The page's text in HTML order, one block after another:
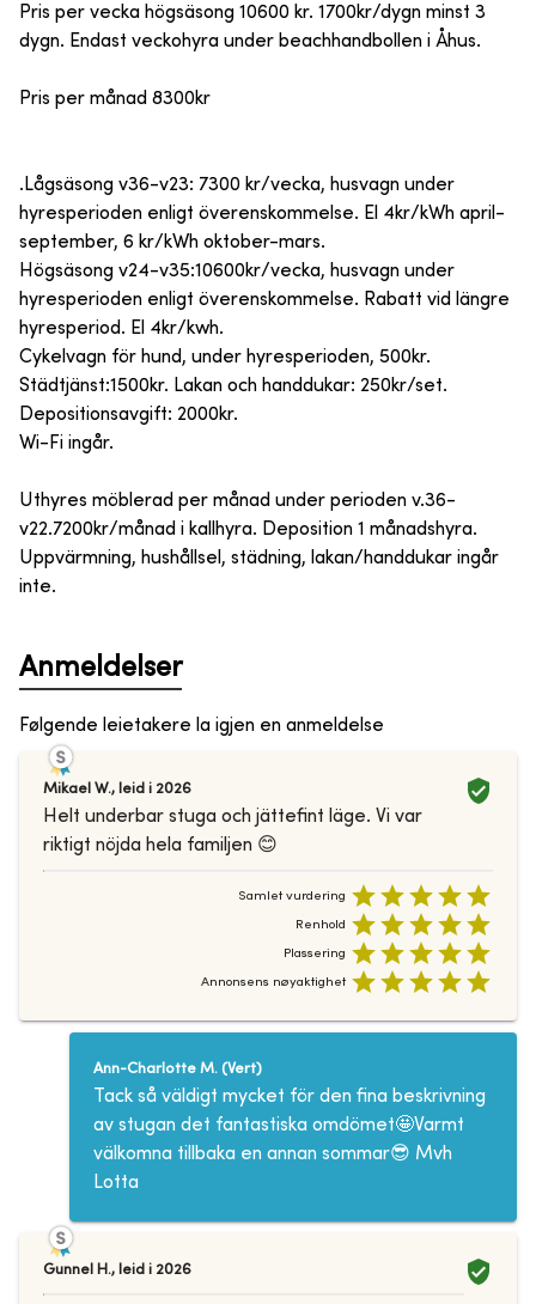
Pris per vecka högsäsong 10600 kr. 1700kr/dygn minst 3
dygn. Endast veckohyra under beachhandbollen i Åhus.
Pris per månad 8300kr
.Lågsäsong v36-v23: 7300 kr/vecka, husvagn under
hyresperioden enligt överenskommelse. El 4kr/kWh april-
september, 6 kr/kWh oktober-mars.
Högsäsong v24-v35:10600kr/vecka, husvagn under
hyresperioden enligt överenskommelse. Rabatt vid längre
hyresperiod. El 4kr/kwh.
Cykelvagn för hund, under hyresperioden, 500kr.
Städtjänst:1500kr. Lakan och handdukar: 250kr/set.
Depositionsavgift: 2000kr.
Wi-Fi ingår.
Uthyres möblerad per månad under perioden v.36-
v22.7200kr/månad i kallhyra. Deposition 1 månadshyra.
Uppvärmning, hushållsel, städning, lakan/handdukar ingår
inte.
Anmeldelser
Følgende leietakere la igjen en anmeldelse
Mikael W., leid i 2026
Helt underbar stuga och jättefint läge. Vi var
riktigt nöjda hela familjen 😊
Samlet vurdering
Renhold
Plassering
Annonsens nøyaktighet
Ann-Charlotte M.(Vert)
Tack så väldigt mycket för den fina beskrivning
av stugan det fantastiska omdömet🤩Varmt
välkomna tillbaka en annan sommar😎 Mvh
Lotta
Gunnel H., leid i 2026